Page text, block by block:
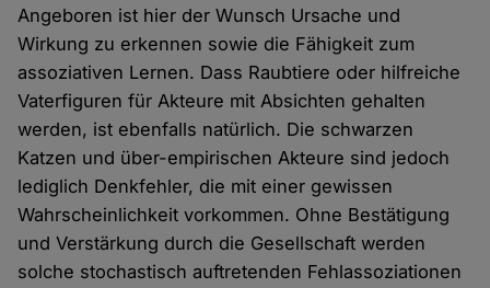
Angeboren ist hier der Wunsch Ursache und
Wirkung zu erkennen sowie die Fähigkeit zum
assoziativen Lernen. Dass Raubtiere oder hilfreiche
Vaterfiguren für Akteure mit Absichten gehalten
werden, ist ebenfalls natürlich. Die schwarzen
Katzen und über-empirischen Akteure sind jedoch
lediglich Denkfehler, die mit einer gewissen
Wahrscheinlichkeit vorkommen. Ohne Bestätigung
und Verstärkung durch die Gesellschaft werden
solche stochastisch auftretenden Fehlassoziationen